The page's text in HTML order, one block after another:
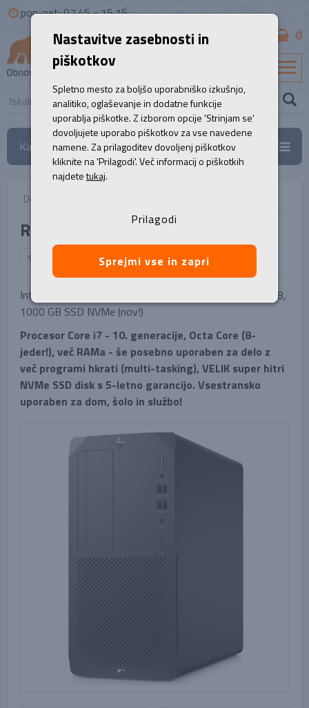
pon-pet: 07.45 - 15.15
0
Kategorije
Domov
Računalnik, HP Z2 G5
NAZAJ NA IZBOR
Intel Octa Core i7-10700 (2.90 GHz do 4.80 GHz), 16 GB,
1000 GB SSD NVMe (nov!)
Procesor Core i7 - 10. generacije, Octa Core (8-
jeder!), več RAMa - še posebno uporaben za delo z
več programi hkrati (multi-tasking), VELIK super hitri
NVMe SSD disk s 5-letno garancijo. Vsestransko
uporaben za dom, šolo in službo!
Nastavitve zasebnosti in
piškotkov
Spletno mesto za boljšo uporabniško izkušnjo,
analitiko, oglaševanje in dodatne funkcije
uporablja piškotke. Z izborom opcije 'Strinjam se'
dovoljujete uporabo piškotkov za vse navedene
namene. Za prilagoditev dovoljenj piškotkov
kliknite na 'Prilagodi'. Več informacij o piškotkih
najdetetukaj.
Prilagodi
Sprejmi vse in zapri